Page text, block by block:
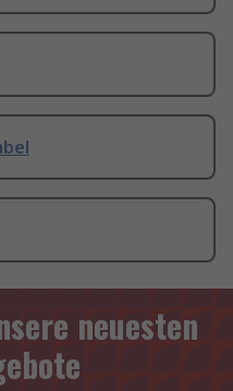
neuesten